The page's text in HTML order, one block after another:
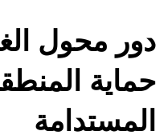
دور محول
حماية
المستدامة